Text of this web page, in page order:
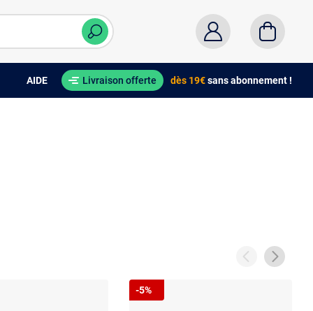
AIDE Livraison offerte dès 19€sans abonnement !
-5%